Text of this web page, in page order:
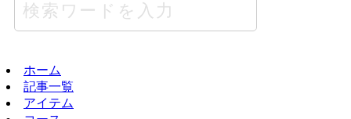
ホーム
記事一覧
アイテム